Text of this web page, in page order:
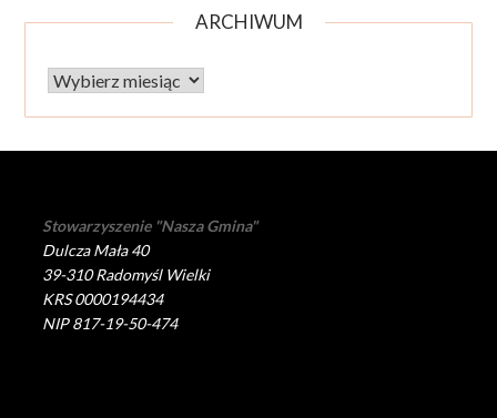
ARCHIWUM
Archiwum
Stowarzyszenie "Nasza Gmina"
Dulcza Mała 40
39-310 Radomyśl Wielki
KRS 0000194434
NIP 817-19-50-474